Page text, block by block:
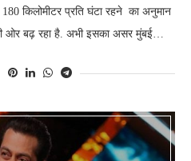
किलोमीटर प्रति घंटा रहने का अनुमान
ओर बढ़ रहा है. अभी इसका असर मुंबई…